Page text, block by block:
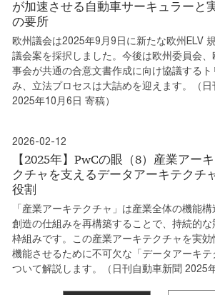
が加速させる自動車サーキュラーと
の要所
欧州議会は2025年9月9日に新たな欧州ELV
議会案を採択しました。今後は欧州委員会
事会が共通の合意文書作成に向け協議する
み、立法プロセスは大詰めを迎えます。（
2025年10月6日 寄稿）
2026-02-12
【2025年】PwCの眼（8）産業アー
クチャを支えるデータアーキテクチ
役割
「産業アーキテクチャ」は産業全体の機能
創造の仕組みを再構築することで、持続的
枠組みです。この産業アーキテクチャを実効
機能させるために不可欠な「データアーキテ
ついて解説します。（日刊自動車新聞 2025